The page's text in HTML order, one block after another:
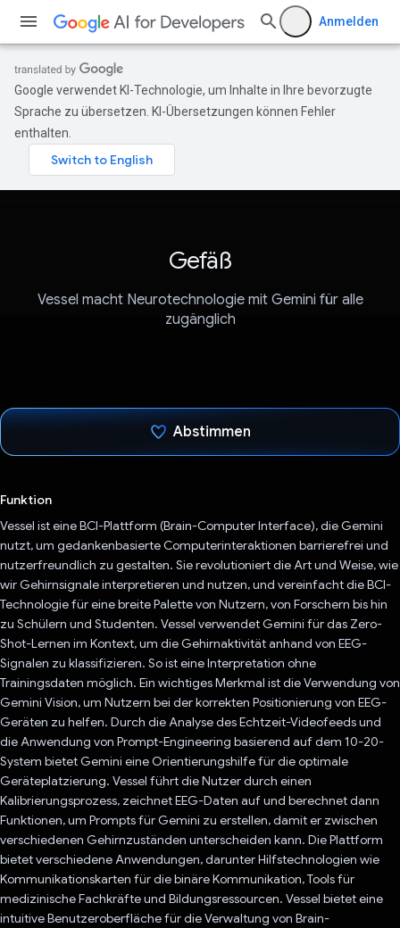
Anmelden
Google verwendet KI-Technologie, um Inhalte in Ihre bevorzugte
Sprache zu übersetzen. KI-Übersetzungen können Fehler
enthalten.
Gefäß
Vessel macht Neurotechnologie mit Gemini für alle
zugänglich
Abstimmen
Funktion
Vessel ist eine BCI-Plattform (Brain-Computer Interface), die Gemini
nutzt, um gedankenbasierte Computerinteraktionen barrierefrei und
nutzerfreundlich zu gestalten. Sie revolutioniert die Art und Weise, wie
wir Gehirnsignale interpretieren und nutzen, und vereinfacht die BCI-
Technologie für eine breite Palette von Nutzern, von Forschern bis hin
zu Schülern und Studenten. Vessel verwendet Gemini für das Zero-
Shot-Lernen im Kontext, um die Gehirnaktivität anhand von EEG-
Signalen zu klassifizieren. So ist eine Interpretation ohne
Trainingsdaten möglich. Ein wichtiges Merkmal ist die Verwendung von
Gemini Vision, um Nutzern bei der korrekten Positionierung von EEG-
Geräten zu helfen. Durch die Analyse des Echtzeit-Videofeeds und
die Anwendung von Prompt-Engineering basierend auf dem 10-20-
System bietet Gemini eine Orientierungshilfe für die optimale
Geräteplatzierung. Vessel führt die Nutzer durch einen
Kalibrierungsprozess, zeichnet EEG-Daten auf und berechnet dann
Funktionen, um Prompts für Gemini zu erstellen, damit er zwischen
verschiedenen Gehirnzuständen unterscheiden kann. Die Plattform
bietet verschiedene Anwendungen, darunter Hilfstechnologien wie
Kommunikationskarten für die binäre Kommunikation, Tools für
medizinische Fachkräfte und Bildungsressourcen. Vessel bietet eine
intuitive Benutzeroberfläche für die Verwaltung von Brain-